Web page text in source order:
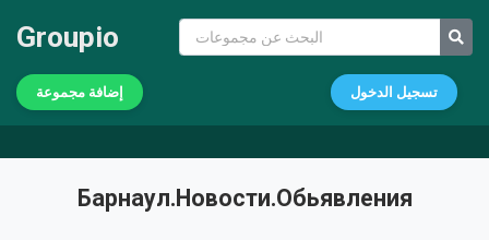
Groupio
إضافة مجموعة تسجيل الدخول
Барнаул.Новости.Обьявления